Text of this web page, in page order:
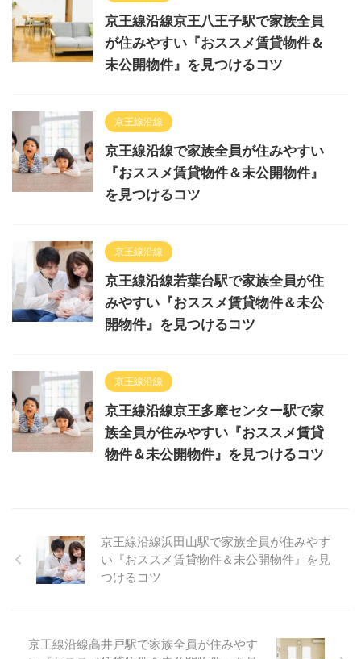
京王線沿線京王八王子駅で家族全員
が住みやすい『おススメ賃貸物件＆
未公開物件』を見つけるコツ
京王線沿線
京王線沿線で家族全員が住みやすい
『おススメ賃貸物件＆未公開物件』
を見つけるコツ
京王線沿線
京王線沿線若葉台駅で家族全員が住
みやすい『おススメ賃貸物件＆未公
開物件』を見つけるコツ
京王線沿線
京王線沿線京王多摩センター駅で家
族全員が住みやすい『おススメ賃貸
物件＆未公開物件』を見つけるコツ
京王線沿線浜田山駅で家族全員が住みやす
い『おススメ賃貸物件＆未公開物件』を見
つけるコツ
京王線沿線高井戸駅で家族全員が住みやす